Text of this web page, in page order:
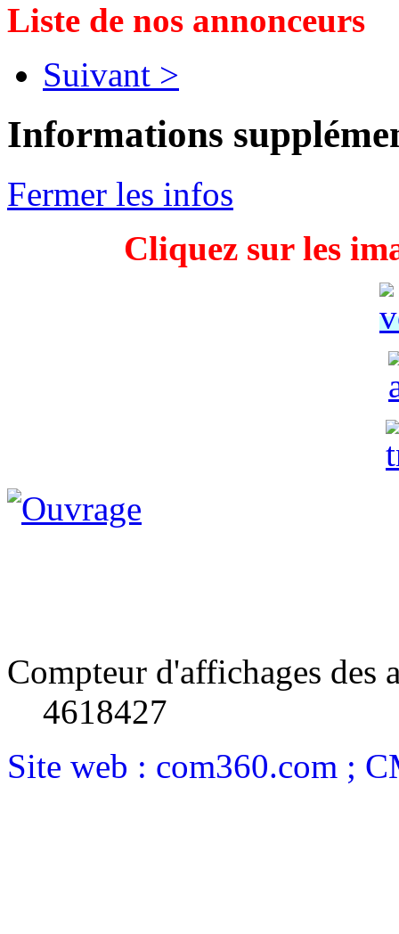
Liste de nos annonceurs
Suivant >
Informations
Fermer les infos
Cliquez sur les
Compteur d'affichages des
4618427
Site web : com360.com ;